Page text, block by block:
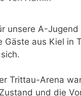
unsere A-
Gäste aus Kiel in
Trittau-Arena
und die